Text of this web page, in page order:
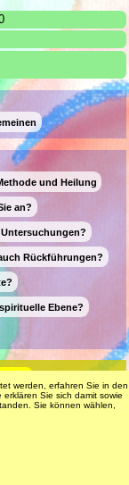
und Heilung
an?
Rückführungen?
Ebene?
werden, erfahren Sie in den
erklären Sie sich damit sowie
Sie können wählen,